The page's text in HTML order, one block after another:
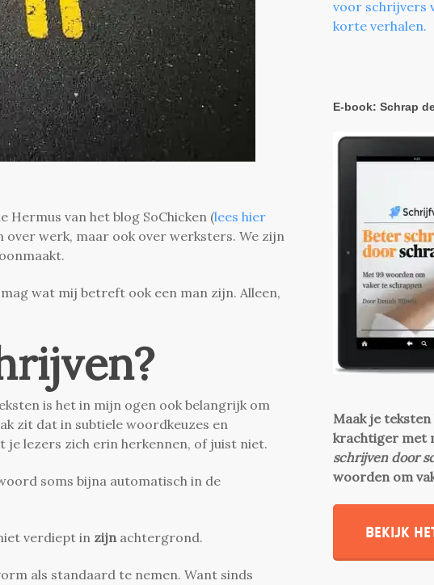
van het blog SoChicken (lees hier
over werk, maar ook over werksters. We zijn
wat mij betreft ook een man zijn. Alleen,
is het in mijn ogen ook belangrijk om
zit dat in subtiele woordkeuzes en
je lezers zich erin herkennen, of juist niet.
soms bijna automatisch in de
verdiept in zijnachtergrond.
als standaard te nemen. Want sinds
voor schrijvers
korte verhalen.
E-book: Schrap
Maak je
krachtiger met
schrijven door
woorden om
Bekijk